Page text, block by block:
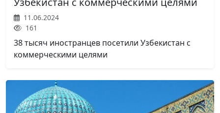
11.06.2024
161
38 тысяч иностранцев посетили Узбекистан с
коммерческими целями